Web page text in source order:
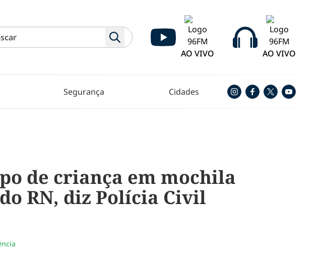
AO VIVO
AO VIVO
Segurança Cidades
de criança em mochila
RN, diz Polícia Civil